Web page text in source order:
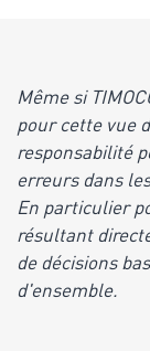
Même si
pour cette vue
responsabilité
erreurs dans
En particulier
résultant
de décisions
d'ensemble.